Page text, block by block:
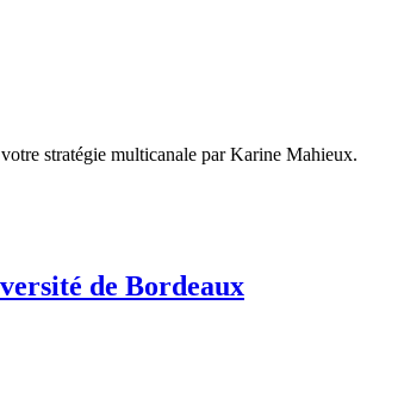
stratégie multicanale par Karine Mahieux.
de Bordeaux